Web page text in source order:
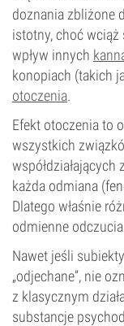
doznania zbliżone
istotny, choć wciąż
wpływ innych
konopiach (takich
otoczenia.
Efekt otoczenia to
wszystkich
każda odmiana
Dlatego właśnie
odmienne
Nawet jeśli
„odjechane”, nie
z klasycznym
substancje